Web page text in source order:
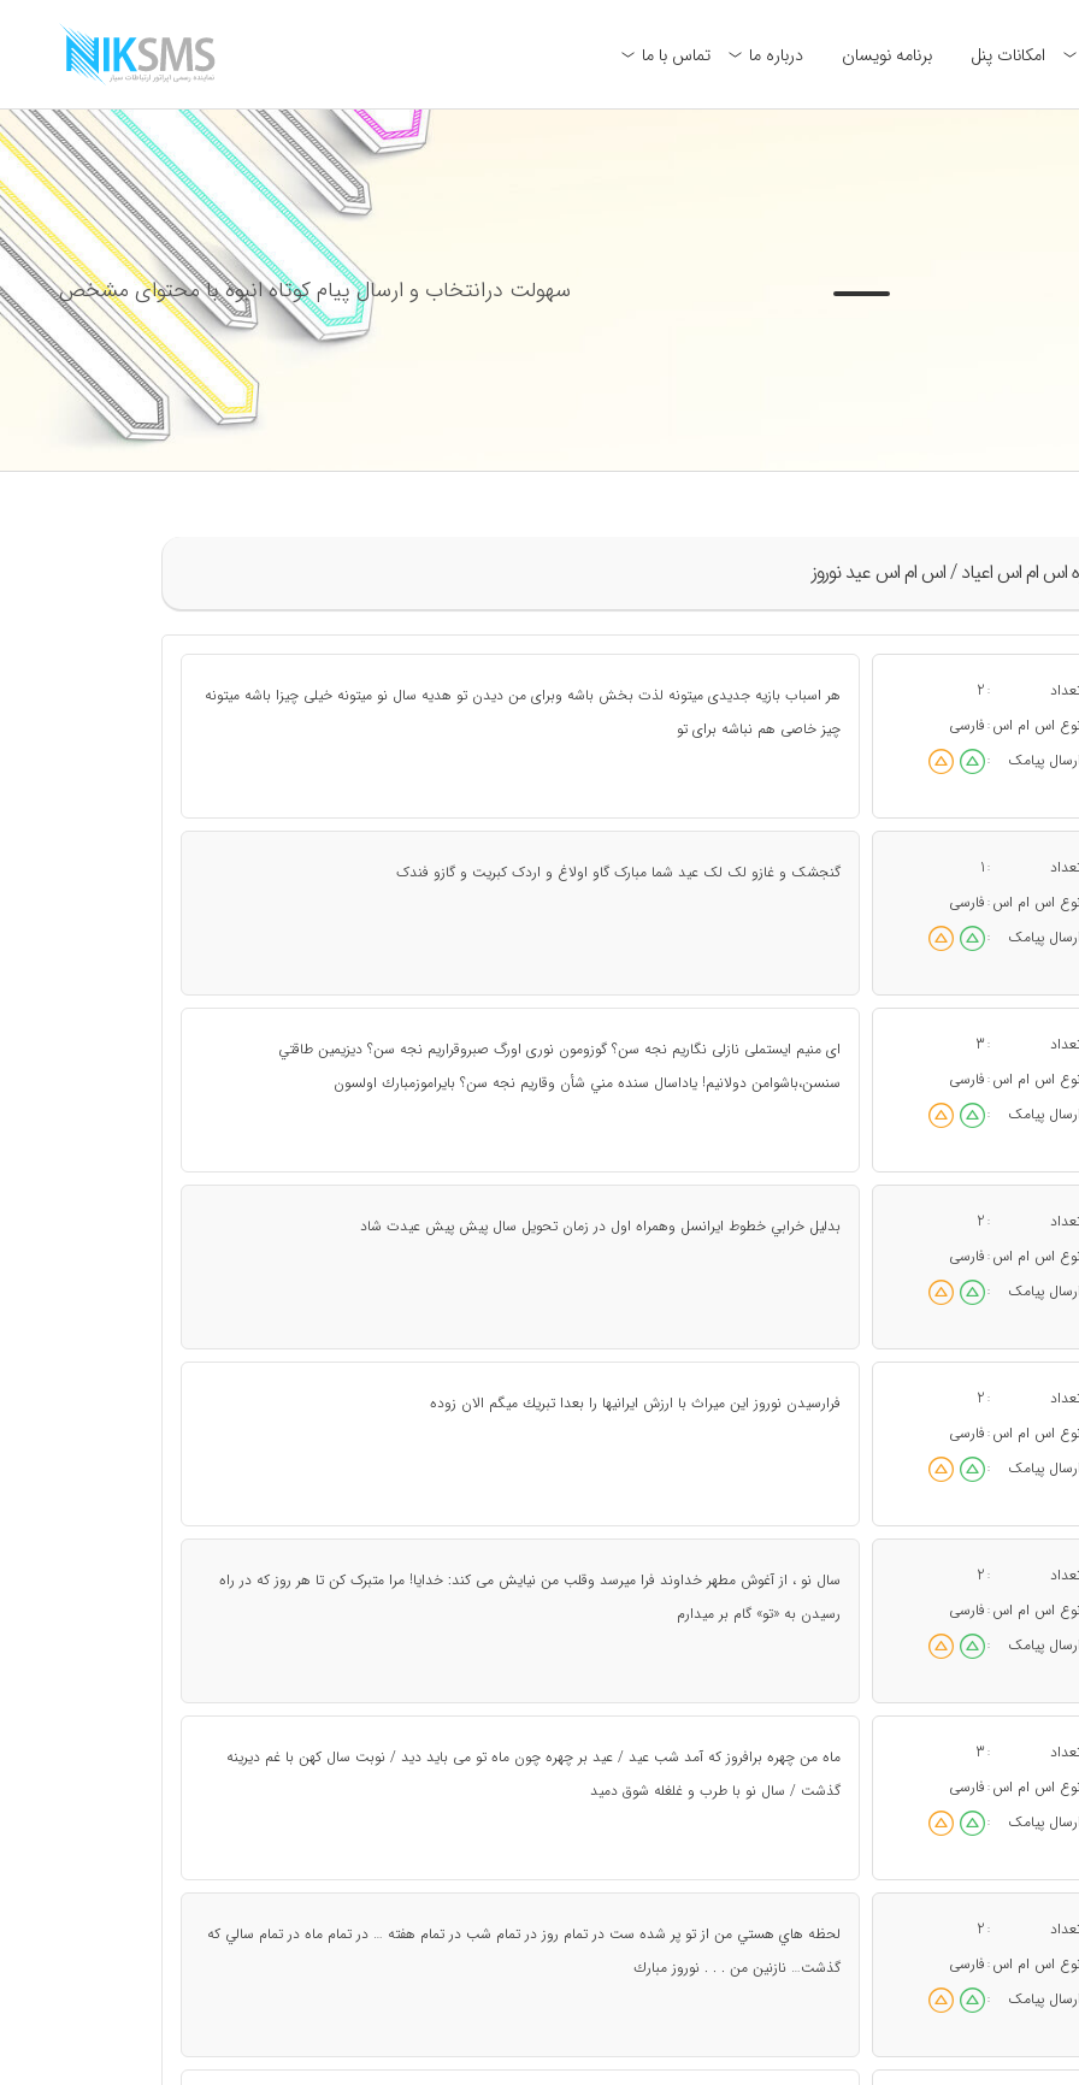
امکانات پنل برنامه نویسان درباره ما تماس با ما
سهولت درانتخاب و ارسال پیام کوتاه انبوه با محتوای مشخص
اس ام اس اعياد / اس ام اس عید نوروز
:
2
نوع اس ام اس : فارسی
ارسال پیامک
:
هر اسباب بازیه جدیدی میتونه لذت بخش باشه وبرای من دیدن تو هدیه سال نو میتونه خیلی چیزا باشه میتونه
چیز خاصی هم نباشه برای تو
:
1
نوع اس ام اس : فارسی
ارسال پیامک
:
گنجشک و غازو لک لک عید شما مبارک گاو اولاغ و اردک کبریت و گازو فندک
:
3
نوع اس ام اس : فارسی
ارسال پیامک
:
اى منيم ايستملى نازلى نگاريم نجه سن؟ گوزومون نورى اورگ صبروقراريم نجه سن؟ ديزيمين طاقتي
سنسن،باشوامن دولانيم! ياداسال سنده مني شأن وقاريم نجه سن؟ بايراموزمبارك اولسون
:
2
نوع اس ام اس : فارسی
ارسال پیامک
:
بدليل خرابي خطوط ايرانسل وهمراه اول در زمان تحويل سال پيش پيش عيدت شاد
:
2
نوع اس ام اس : فارسی
ارسال پیامک
:
فرارسيدن نوروز اين ميراث با ارزش ايرانيها را بعدا تبريك ميگم الان زوده
:
2
نوع اس ام اس : فارسی
ارسال پیامک
:
سال نو ، از آغوش مطهر خداوند فرا میرسد وقلب من نیایش می کند: خدایا! مرا متبرک کن تا هر روز که در راه
رسیدن به «تو» گام بر میدارم
:
3
نوع اس ام اس : فارسی
ارسال پیامک
:
ماه من چهره برافروز که آمد شب عید / عید بر چهره چون ماه تو می باید دید / نوبت سال کهن با غم دیرینه
گذشت / سال نو با طرب و غلغله شوق دمید
:
2
نوع اس ام اس : فارسی
ارسال پیامک
:
لحظه هاي هستي من از تو پر شده ست در تمام روز در تمام شب در تمام هفته … در تمام ماه در تمام سالي كه
گذشت… نازنين من . . . نوروز مبارك